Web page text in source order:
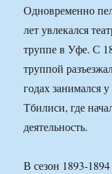
Одновременно
лет увлекался
труппе в Уфе. С
труппой
годах занимался
Тбилиси, где
деятельность.
В сезон 1893-